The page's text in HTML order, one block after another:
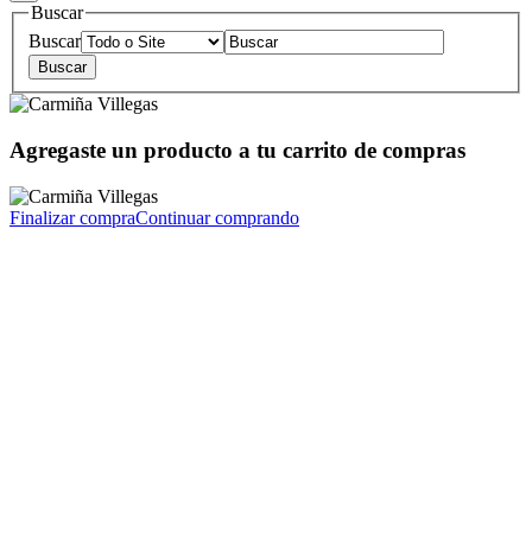
Buscar
Buscar
Agregaste un producto a tu carrito de compras
Finalizar compraContinuar comprando